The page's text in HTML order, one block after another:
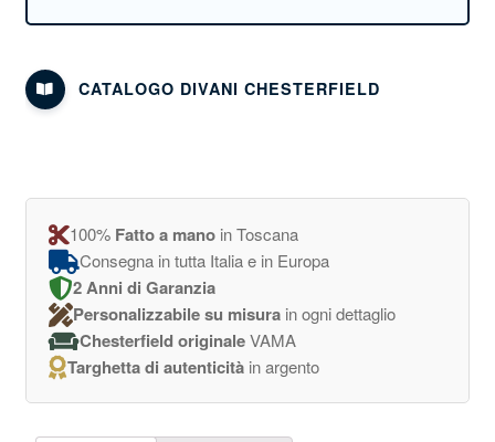
CATALOGO DIVANI CHESTERFIELD
100% Fatto a manoin Toscana
Consegna in tutta Italia e in Europa
2 Anni di Garanzia
Personalizzabile su misurain ogni dettaglio
Chesterfield originaleVAMA
Targhetta di autenticitàin argento